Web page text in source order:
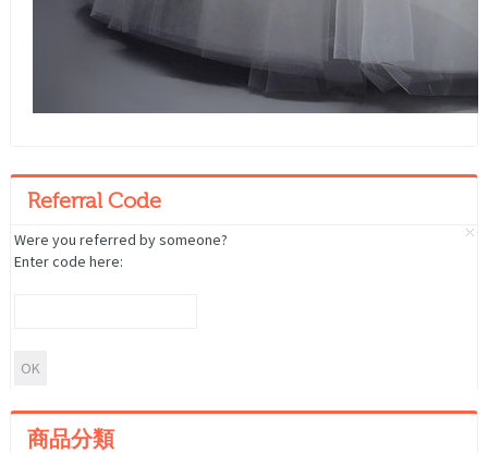
Referral Code
Were you referred by someone?
Enter code here:
商品分類